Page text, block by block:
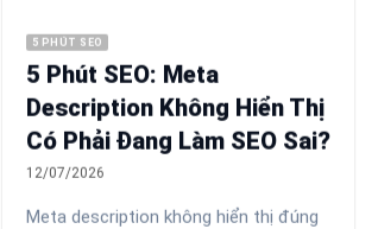
5 PHÚT SEO
5 Phút SEO: Meta
Description Không Hiển Thị
Có Phải Đang Làm SEO Sai?
12/07/2026
Meta description không hiển thị đúng